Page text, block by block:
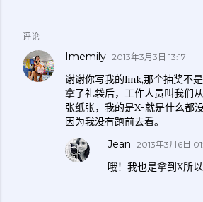
评论
Imemily 2013年3月3日 13:17
谢谢你写我的link,那个抽奖不
拿了礼袋后，工作人员叫我们
张纸张，我的是X-就是什么都
因为我没有跑前去看。
Jean 2013年3月6日
哦！我也是拿到X所以